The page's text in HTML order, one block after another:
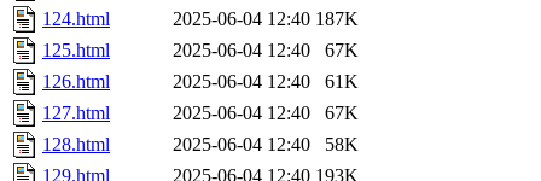
124.html
2025-06-04 12:40 187K
125.html
2025-06-04 12:40
67K
126.html
2025-06-04 12:40
61K
127.html
2025-06-04 12:40
67K
128.html
2025-06-04 12:40
58K
129.html
2025-06-04 12:40 193K